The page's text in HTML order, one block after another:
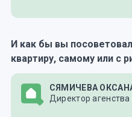
И как бы вы
квартиру, самому или с
СЯМИЧЕВА
Директор